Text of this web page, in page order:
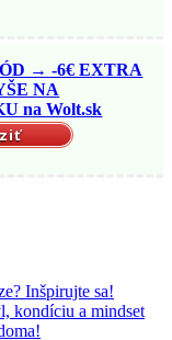
→ -6€ EXTRA
NA
na Wolt.sk
Inšpirujte sa!
kondíciu a mindset